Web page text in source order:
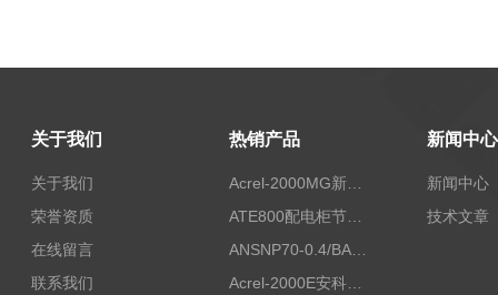
关于我们
关于我们
荣誉资质
在线留言
联系我们
热销产品
Acrel-2000MG新能源消纳安科瑞微电网能量管理系统
ATE800配电柜节点无线测温/表带捆绑/无源感应取电
ANSNP70-0.4/BANSNP中线安防保护器 治理三相不平衡
Acrel-2000E安科瑞Acrel配电室综合监控系统
新闻中心
新闻中心
技术文章